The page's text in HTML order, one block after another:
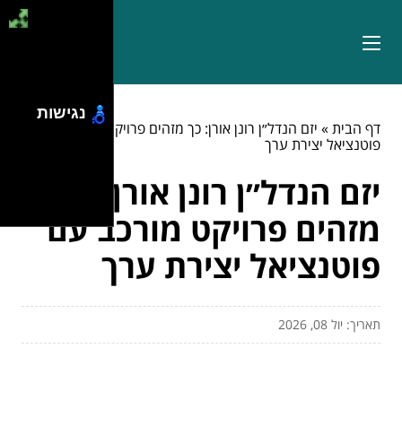
דף הבית» יזם הנדל״ן רונן אורן: כך מזהים פרויקט מורכב עם
פוטנציאל יצירת ערך
יזם הנדל״ן רונן אורן: כך
מזהים פרויקט מורכב עם
פוטנציאל יצירת ערך
תאריך: יול 08, 2026
נגישות